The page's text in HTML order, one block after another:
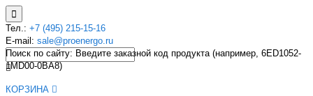
Тел.: +7 (495) 215-15-16
E-mail: sale@proenergo.ru
Поиск по сайту: Введите заказной код продукта (например, 6ED1052-
1MD00-0BA8)
КОРЗИНА